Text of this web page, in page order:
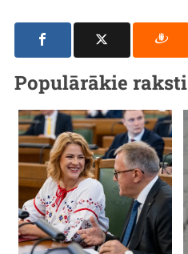
Populārākie raksti